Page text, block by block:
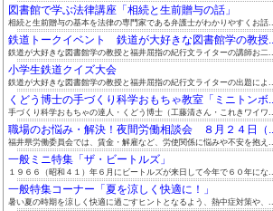
図書館で学ぶ法律講座「相続と生前贈与の話」
相続と生前贈与の基本を法律の専門家である弁護士がわかりやすくお話...
鉄道トークイベント 鉄道が大好きな図書館学の教授...
鉄道が大好きな図書館学の教授と福井屈指の紀行文ライターの講師お二...
小学生鉄道クイズ大会
鉄道が大好きな図書館学の教授と福井屈指の紀行文ライターの出題によ...
くどう博士の手づくり科学おもちゃ教室「ミニトンボ...
手づくり科学おもちゃの達人・くどう博士（工藤清さん・これきワイワ...
職場のお悩み・解決！夜間労働相談会 ８月２４日（...
福井県労働委員会では、賃金・解雇など、労使関係に悩みや不安を抱え...
一般ミニ特集「ザ・ビートルズ」
１９６６（昭和４１）年６月にビートルズが来日して今年で６０年にな...
一般特集コーナー「夏を涼しく快適に！」
暑い夏の時期を涼しく快適に過ごすヒントとなるよう、熱中症対策や、...